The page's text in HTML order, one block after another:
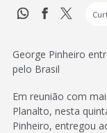
George Pinheiro
pelo Brasil
Em reunião com
Planalto, nesta
Pinheiro, entregou